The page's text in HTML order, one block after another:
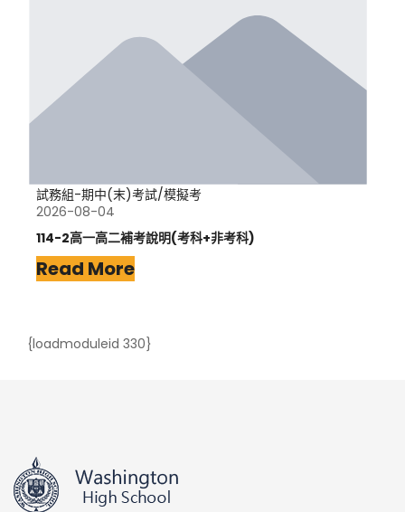
試務組-期中(末)考試/模擬考
2026-08-04
114-2高一高二補考說明(考科+非考科)
Read More
{loadmoduleid 330}